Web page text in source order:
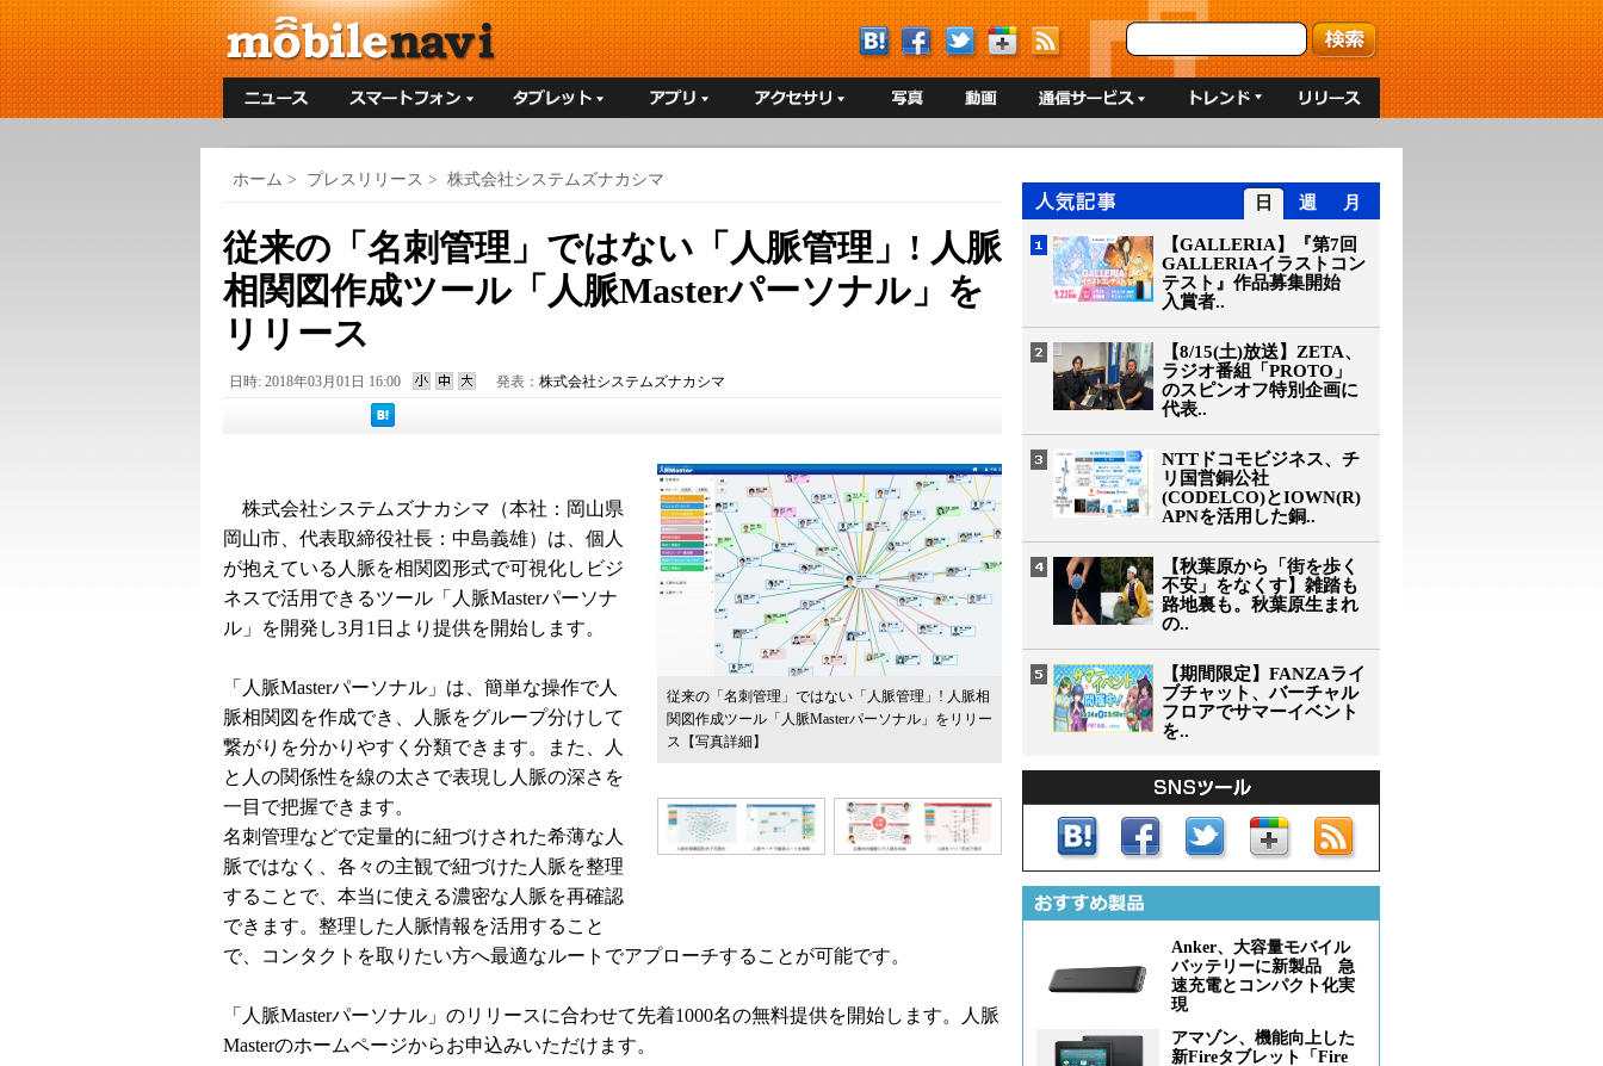
ホーム > プレスリリース > 株式会社システムズナカシマ
従来の「名刺管理」ではない「人脈管理」! 人脈
相関図作成ツール「人脈Masterパーソナル」を
リリース
日時: 2018年03月01日 16:00 発表： 株式会社システムズナカシマ
従来の「名刺管理」ではない「人脈管理」! 人脈相
関図作成ツール「人脈Masterパーソナル」をリリー
ス 【写真詳細】
株式会社システムズナカシマ（本社：岡山県
岡山市、代表取締役社長：中島義雄）は、個人
が抱えている人脈を相関図形式で可視化しビジ
ネスで活用できるツール「人脈Masterパーソナ
ル」を開発し3月1日より提供を開始します。
「人脈Masterパーソナル」は、簡単な操作で人
脈相関図を作成でき、人脈をグループ分けして
繋がりを分かりやすく分類できます。また、人
と人の関係性を線の太さで表現し人脈の深さを
一目で把握できます。
名刺管理などで定量的に紐づけされた希薄な人
脈ではなく、各々の主観で紐づけた人脈を整理
することで、本当に使える濃密な人脈を再確認
できます。整理した人脈情報を活用すること
で、コンタクトを取りたい方へ最適なルートでアプローチすることが可能です。
「人脈Masterパーソナル」のリリースに合わせて先着1000名の無料提供を開始します。人脈
Masterのホームページからお申込みいただけます。
日 週 月
【GALLERIA】『第7回
GALLERIAイラストコン
テスト』作品募集開始
入賞者..
【8/15(土)放送】ZETA、
ラジオ番組「PROTO」
のスピンオフ特別企画に
代表..
NTTドコモビジネス、チ
リ国営銅公社
(CODELCO)とIOWN(R)
APNを活用した銅..
【秋葉原から「街を歩く
不安」をなくす】雑踏も
路地裏も。秋葉原生まれ
の..
【期間限定】FANZAライ
ブチャット、バーチャル
フロアでサマーイベント
を..
Anker、大容量モバイル
バッテリーに新製品 急
速充電とコンパクト化実
現
アマゾン、機能向上した
新Fireタブレット「Fire